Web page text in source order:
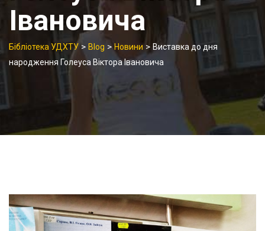
Івановича
Бібліотека УДХТУ > Blog > Новини > Виставка до дня
народження Голеуса Віктора Івановича